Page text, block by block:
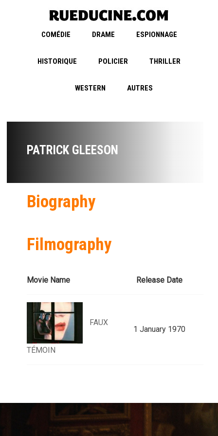
COMÉDIE DRAME ESPIONNAGE
HISTORIQUE POLICIER THRILLER
WESTERN AUTRES
PATRICK GLEESON
Biography
Filmography
Movie Name Release Date
FAUX
TÉMOIN
1 January 1970